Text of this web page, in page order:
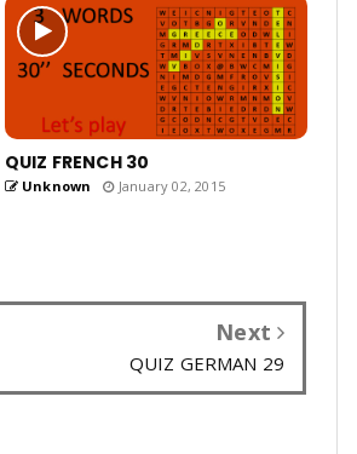
QUIZ FRENCH 30
Unknown January 02, 2015
Next
QUIZ GERMAN 29